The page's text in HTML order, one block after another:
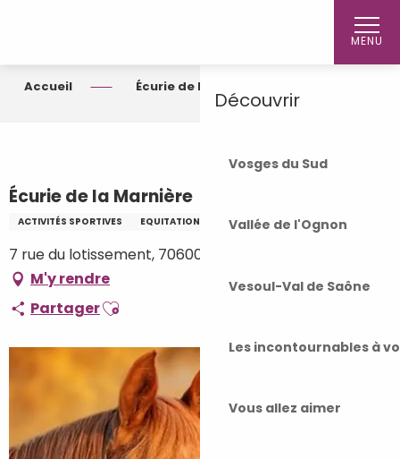
MENU
Découvrir
Vosges du Sud
Vallée de l'Ognon
Vesoul-Val de Saône
Les incontournables à
Vous allez aimer
Accueil Écurie de la Marnière
Écurie de la Marnière
ACTIVITÉS SPORTIVES EQUITATION
7 rue du lotissement, 70600 Vars
M'y rendre
PartagerAjouter aux favoris